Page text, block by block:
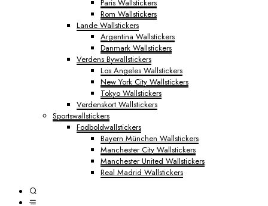
Paris Wallstickers
Rom Wallstickers
Lande Wallstickers
Argentina Wallstickers
Danmark Wallstickers
Verdens Bywallstickers
Los Angeles Wallstickers
New York City Wallstickers
Tokyo Wallstickers
Verdenskort Wallstickers
Sportswallstickers
Fodboldwallstickers
Bayern München Wallstickers
Manchester City Wallstickers
Manchester United Wallstickers
Real Madrid Wallstickers